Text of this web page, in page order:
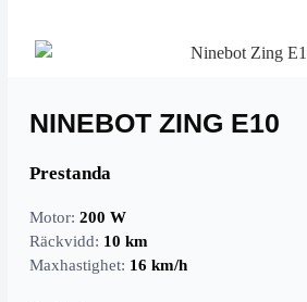
NINEBOT ZING E10
Prestanda
Motor: 200 W
Räckvidd: 10 km
Maxhastighet: 16 km/h